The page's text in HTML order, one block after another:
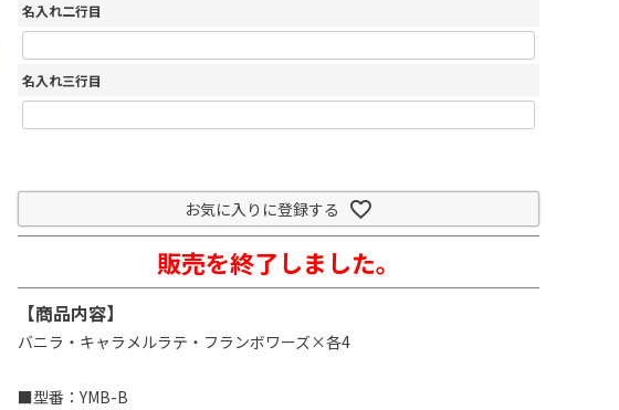
名入れ二行目
名入れ三行目
お気に入りに登録する
販売を終了しました。
【商品内容】
バニラ・キャラメルラテ・フランボワーズ×各4
■型番：YMB-B